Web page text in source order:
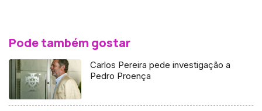
Pode também gostar
Carlos Pereira pede investigação a
Pedro Proença